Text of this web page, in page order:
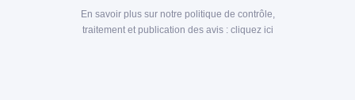
En savoir plus sur notre politique de contrôle,
traitement et publication des avis : cliquez ici